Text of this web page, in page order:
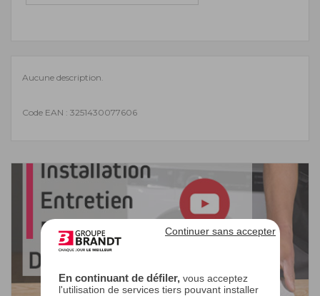
En continuant de défiler, vous acceptez
l'utilisation de services tiers pouvant installer
Continuer sans accepter
Aucune description.
Code EAN : 3251430077606